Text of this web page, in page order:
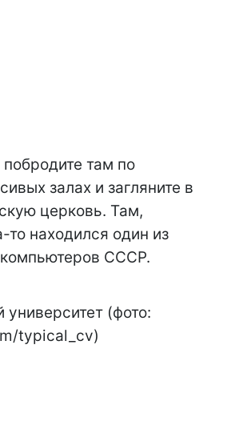
там по
залах и загляните в
церковь. Там,
то находился один из
СССР.
университет (фото:
typical_cv)